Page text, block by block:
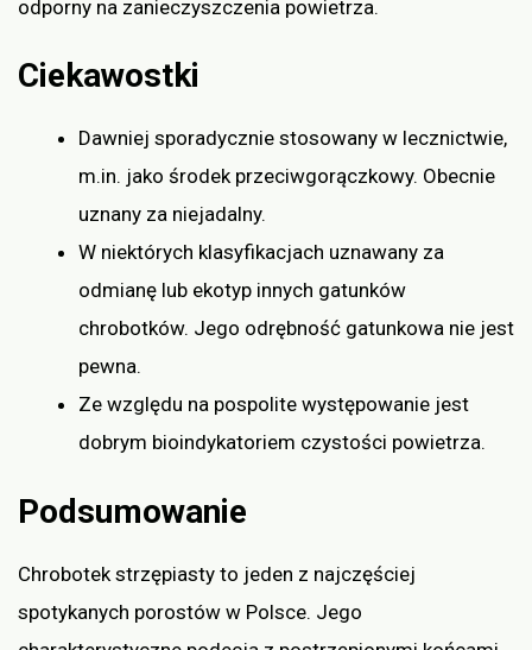
odporny na zanieczyszczenia powietrza.
Ciekawostki
Dawniej sporadycznie stosowany w lecznictwie,
m.in. jako środek przeciwgorączkowy. Obecnie
uznany za niejadalny.
W niektórych klasyfikacjach uznawany za
odmianę lub ekotyp innych gatunków
chrobotków. Jego odrębność gatunkowa nie jest
pewna.
Ze względu na pospolite występowanie jest
dobrym bioindykatoriem czystości powietrza.
Podsumowanie
Chrobotek strzępiasty to jeden z najczęściej
spotykanych porostów w Polsce. Jego